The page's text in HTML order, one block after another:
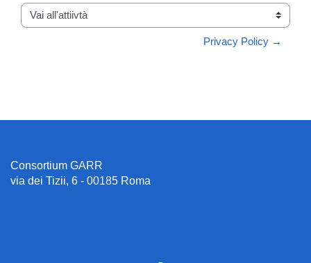
Vai all'attiivtà
Privacy Policy →
Consortium GARR
via dei Tizii, 6 - 00185 Roma